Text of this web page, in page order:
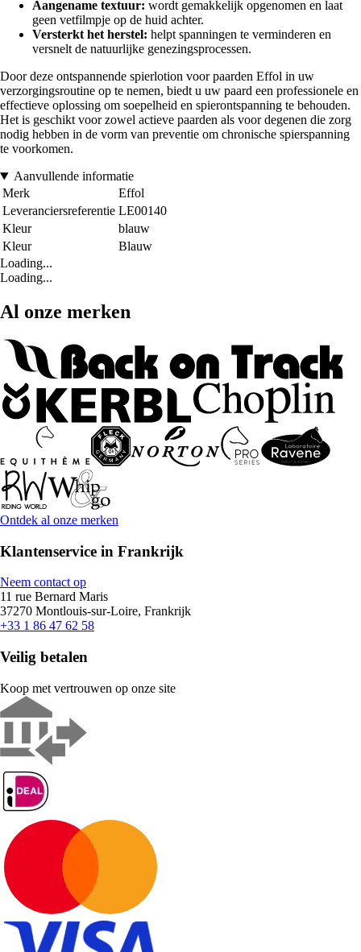
Aangename textuur: wordt gemakkelijk opgenomen en laat
geen vetfilmpje op de huid achter.
Versterkt het herstel: helpt spanningen te verminderen en
versnelt de natuurlijke genezingsprocessen.
Door deze ontspannende spierlotion voor paarden Effol in uw
verzorgingsroutine op te nemen, biedt u uw paard een professionele en
effectieve oplossing om soepelheid en spierontspanning te behouden.
Het is geschikt voor zowel actieve paarden als voor degenen die zorg
nodig hebben in de vorm van preventie om chronische spierspanning
te voorkomen.
Aanvullende informatie
Merk
Effol
Leveranciersreferentie LE00140
Kleur
blauw
Kleur
Blauw
Loading...
Loading...
Al onze merken
Ontdek al onze merken
Klantenservice in Frankrijk
Neem contact op
11 rue Bernard Maris
37270 Montlouis-sur-Loire, Frankrijk
+33 1 86 47 62 58
Veilig betalen
Koop met vertrouwen op onze site